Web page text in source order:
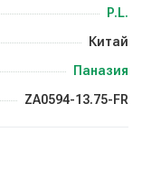
P.L.
Китай
Паназия
ZA0594-13.75-FR